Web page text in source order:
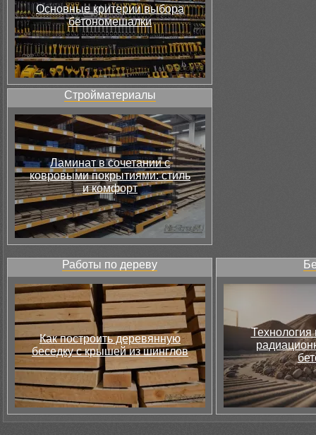
Основные критерии выбора
бетономешалки
Стройматериалы
Ламинат в сочетании с
ковровыми покрытиями: стиль
и комфорт
Работы по дереву
Как построить деревянную
беседку с крышей из шинглов
Технология